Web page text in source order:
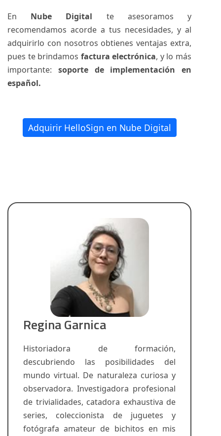
En Nube Digital te asesoramos y
recomendamos acorde a tus necesidades, y al
adquirirlo con nosotros obtienes ventajas extra,
pues te brindamos factura electrónica, y lo más
importante: soporte de implementación en
español.
Adquirir HelloSign en Nube Digital
Regina Garnica
Historiadora de formación,
descubriendo las posibilidades del
mundo virtual. De naturaleza curiosa y
observadora. Investigadora profesional
de trivialidades, catadora exhaustiva de
series, coleccionista de juguetes y
fotógrafa amateur de bichitos en mis